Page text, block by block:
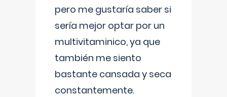
pero me gustaría saber si
sería mejor optar por un
multivitaminico, ya que
también me siento
bastante cansada y seca
constantemente.